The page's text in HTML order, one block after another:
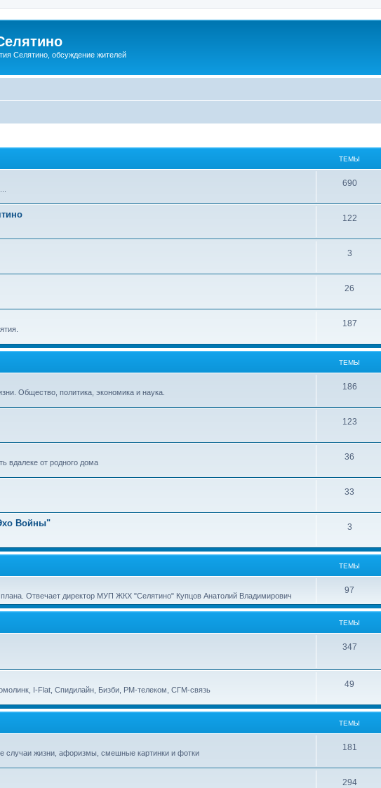
Селятино, обсуждение жителей
ТЕМЫ
690
122
3
26
187
ТЕМЫ
Общество, политика, экономика и наука.
186
123
вдалеке от родного дома
36
33
Войны" 3
ТЕМЫ
Отвечает директор МУП ЖКХ "Селятино" Купцов Анатолий Владимирович
97
ТЕМЫ
347
I-Flat, Спидилайн, Бизби, РМ-телеком, СГМ-связь
49
ТЕМЫ
случаи жизни, афоризмы, смешные картинки и фотки
181
294